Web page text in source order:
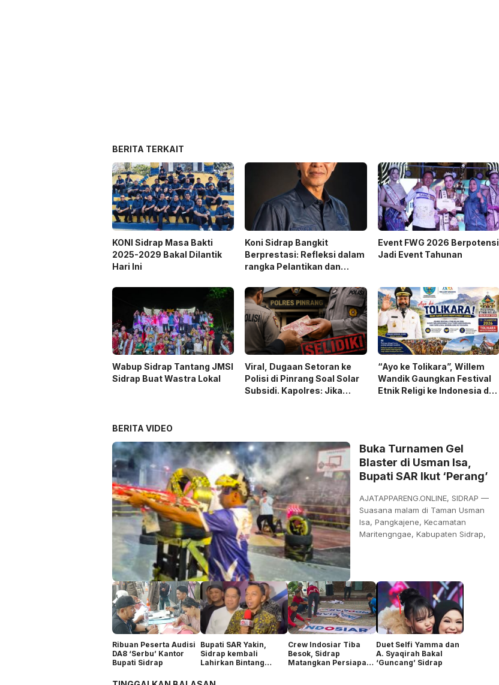
BERITA TERKAIT
KONI Sidrap Masa Bakti
2025-2029 Bakal Dilantik
Hari Ini
Koni Sidrap Bangkit
Berprestasi: Refleksi dalam
rangka Pelantikan dan
Event FWG 2026 Berpotensi
Jadi Event Tahunan
Wabup Sidrap Tantang JMSI
Sidrap Buat Wastra Lokal
Viral, Dugaan Setoran ke
Polisi di Pinrang Soal Solar
Subsidi. Kapolres: Jika
“Ayo ke Tolikara”, Willem
Wandik Gaungkan Festival
Etnik Religi ke Indonesia dan
BERITA VIDEO
Buka Turnamen Gel
Blaster di Usman Isa,
Bupati SAR Ikut ‘Perang’
AJATAPPARENG.ONLINE, SIDRAP —
Suasana malam di Taman Usman
Isa, Pangkajene, Kecamatan
Maritengngae, Kabupaten Sidrap,
Ribuan Peserta Audisi
DA8 ‘Serbu’ Kantor
Bupati Sidrap
Bupati SAR Yakin,
Sidrap kembali
Lahirkan Bintang
Crew Indosiar Tiba
Besok, Sidrap
Matangkan Persiapan
Duet Selfi Yamma dan
A. Syaqirah Bakal
‘Guncang’ Sidrap